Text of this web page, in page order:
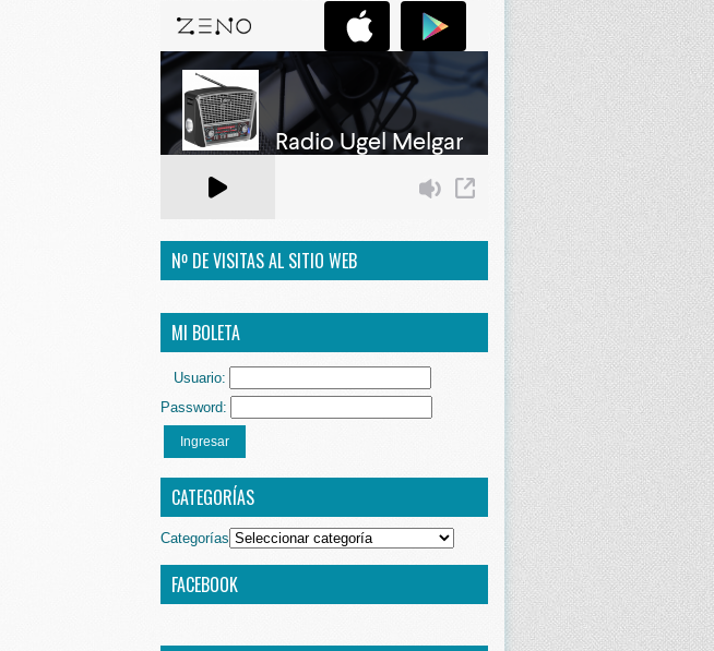
Nº DE VISITAS AL SITIO WEB
MI BOLETA
Usuario:
Password:
Ingresar
CATEGORÍAS
Categorías
FACEBOOK